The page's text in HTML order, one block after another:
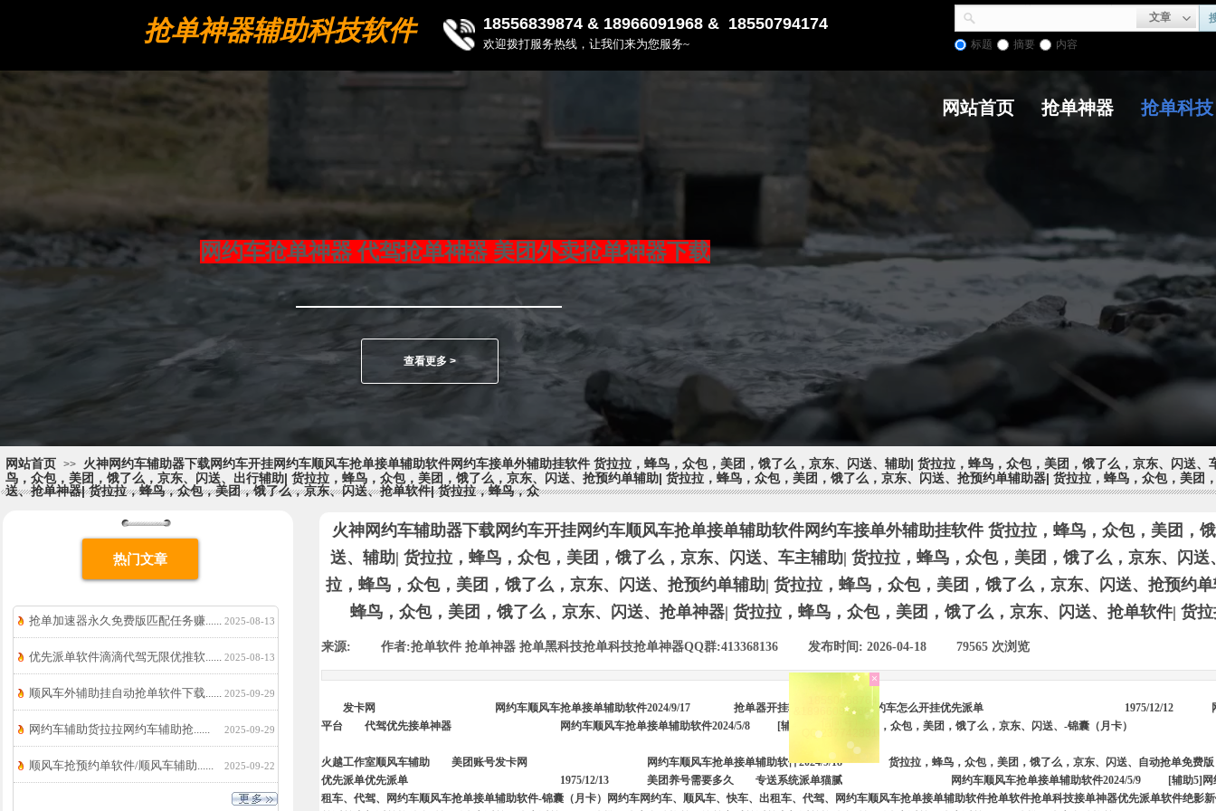
抢单神器辅助科技软件
工具
18556839874 & 18966091968 & 18550794174
欢迎拨打服务热线，让我们来为您服务~
文章
标题 摘要 内容
网站首页 抢单神器 抢单科技
网约车抢单神器 代驾抢单神器 美团外卖抢单神器下载
查看更多 >
网站首页 >>
火神网约车辅助器下载网约车开挂网约车顺风车抢单接单辅助软件网约车接单外辅助挂软件 货拉拉，蜂鸟，众包，美团，饿了么，京东、闪送、辅助| 货拉拉，蜂鸟，众包，美团，饿了么，京东、闪送、
鸟，众包，美团，饿了么，京东、闪送、出行辅助| 货拉拉，蜂鸟，众包，美团，饿了么，京东、闪送、抢预约单辅助| 货拉拉，蜂鸟，众包，美团，饿了么，京东、闪送、抢预约单辅助器| 货拉拉，蜂鸟，众包，美团
送、抢单神器| 货拉拉，蜂鸟，众包，美团，饿了么，京东、闪送、抢单软件| 货拉拉，蜂鸟，众
抢单加速器永久免费版匹配任务赚...... 2025-08-13
优先派单软件滴滴代驾无限优推软...... 2025-08-13
顺风车外辅助挂自动抢单软件下载...... 2025-09-29
网约车辅助货拉拉网约车辅助抢...... 2025-09-29
顺风车抢预约单软件/顺风车辅助...... 2025-09-22
热门文章
火神网约车辅助器下载网约车开挂网约车顺风车抢单接单辅助软件网约车接单外辅助挂软件 货拉拉，蜂鸟，众包，美团，
送、辅助| 货拉拉，蜂鸟，众包，美团，饿了么，京东、闪送、车主辅助| 货拉拉，蜂鸟，众包，美团，饿了么，京东、闪送
拉，蜂鸟，众包，美团，饿了么，京东、闪送、抢预约单辅助| 货拉拉，蜂鸟，众包，美团，饿了么，京东、闪送、抢预约
蜂鸟，众包，美团，饿了么，京东、闪送、抢单神器| 货拉拉，蜂鸟，众包，美团，饿了么，京东、闪送、抢单软件| 货
来源: 作者:抢单软件 抢单神器 抢单黑科技抢单科技抢单神器QQ群:413368136 发布时间: 2026-04-18 79565 次浏览
发卡网 网约车顺风车抢单接单辅助软件2024/9/17 抢单器开挂辅助自动识别 网约车怎么开挂优先派单 1975/12/12
平台
代驾优先接单神器 网约车顺风车抢单接单辅助软件2024/5/8 [辅助4] 货拉拉，蜂鸟，众包，美团，饿了么，京东、闪送、-锦囊（月卡）
火越工作室顺风车辅助 美团账号发卡网 网约车顺风车抢单接单辅助软件2024/9/18
货拉拉，蜂鸟，众包，美团，饿了么，京东、闪送、自动抢单免费版
优先派单优先派单
1975/12/13 美团养号需要多久 专送系统派单猫腻 网约车顺风车抢单接单辅助软件2024/5/9
[辅助5]
租车、代驾、网约车顺风车抢单接单辅助软件-锦囊（月卡）网约车网约车、顺风车、快车、出租车、代驾、网约车顺风车抢单接单辅助软件抢单软件抢单科技接单神器优先派单软件绝影
18550658764
&18966091968（微
QQ:2377428916